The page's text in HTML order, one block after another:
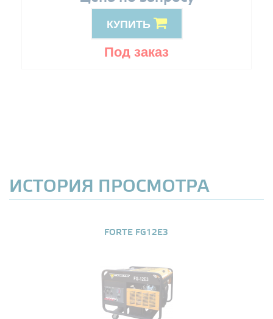
КУПИТЬ
Под заказ
ИСТОРИЯ ПРОСМОТРА
FORTE FG12E3